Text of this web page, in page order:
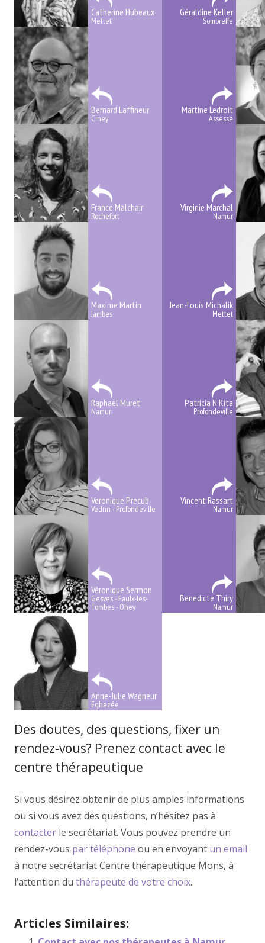
Catherine Hubeaux
Mettet
Géraldine Keller
Sombreffe
Bernard Laffineur
Ciney
Martine Ledroit
Assesse
France Malchair
Rochefort
Virginie Marchal
Namur
Maxime Martin
Jambes
Jean-Louis Michalik
Mettet
Raphaël Muret
Namur
Patricia N'Kita
Profondeville
Veronique Precub
Vedrin - Profondeville
Vincent Rassart
Namur
Véronique Sermon
Gesves - Faulx-les-
Tombes - Ohey
Benedicte Thiry
Namur
Anne-Julie Wagneur
Eghezée
Des doutes, des questions, fixer un
rendez-vous? Prenez contact avec le
centre thérapeutique
Si vous désirez obtenir de plus amples informations
ou si vous avez des questions, n’hésitez pas à
contacter le secrétariat. Vous pouvez prendre un
rendez-vous par téléphone ou en envoyant un email
à notre secrétariat Centre thérapeutique Mons, à
l’attention du thérapeute de votre choix.
Articles Similaires: